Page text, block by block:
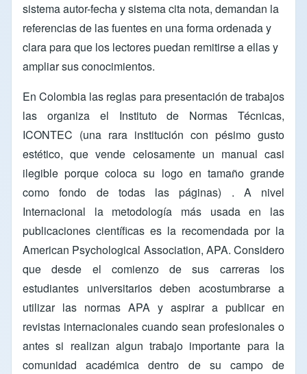
sistema autor-fecha y sistema cita nota, demandan la
referencias de las fuentes en una forma ordenada y
clara para que los lectores puedan remitirse a ellas y
ampliar sus conocimientos.
En Colombia las reglas para presentación de trabajos
las organiza el Instituto de Normas Técnicas,
ICONTEC (una rara institución con pésimo gusto
estético, que vende celosamente un manual casi
ilegible porque coloca su logo en tamaño grande
como fondo de todas las páginas) . A nivel
Internacional la metodología más usada en las
publicaciones científicas es la recomendada por la
American Psychological Association, APA. Considero
que desde el comienzo de sus carreras los
estudiantes universitarios deben acostumbrarse a
utilizar las normas APA y aspirar a publicar en
revistas internacionales cuando sean profesionales o
antes si realizan algun trabajo importante para la
comunidad académica dentro de su campo de